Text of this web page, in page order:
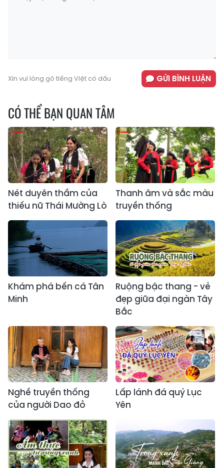
Xin vui lòng gõ tiếng Việt có dấu GỬI BÌNH LUẬN
CÓ THỂ BẠN QUAN TÂM
Nét duyên thầm của
thiếu nữ Thái Mường Lò
Thanh âm và sắc màu
truyền thống
Khám phá bến cá Tân
Minh
Ruộng bậc thang - vẻ
đẹp giữa đại ngàn Tây
Bắc
Nghề truyền thống
của người Dao đỏ
Lấp lánh đá quý Lục
Yên